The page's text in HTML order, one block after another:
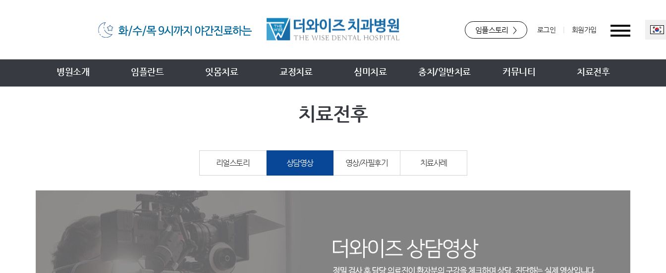
임플스토리 > 로그인 회원가입
병원소개 임플란트 잇몸치료 교정치료 심미치료 충치/일반치료 커뮤니티 치료전후
치료전후
리얼스토리 상담영상 영상/자필후기 치료사례